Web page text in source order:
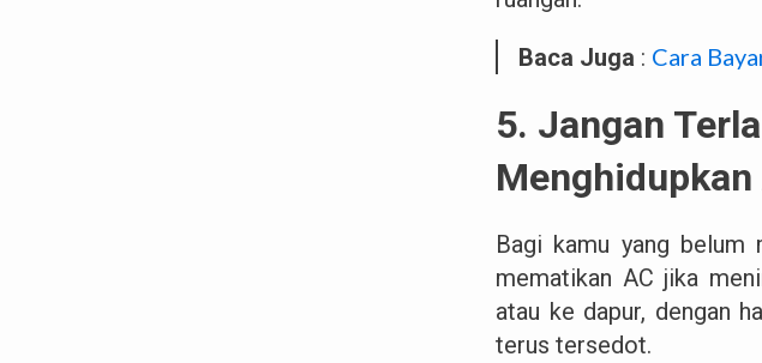
Baca Juga : Cara
5. Jangan
Bagi kamu yang
mematikan AC jika
atau ke dapur, dengan
terus tersedot.